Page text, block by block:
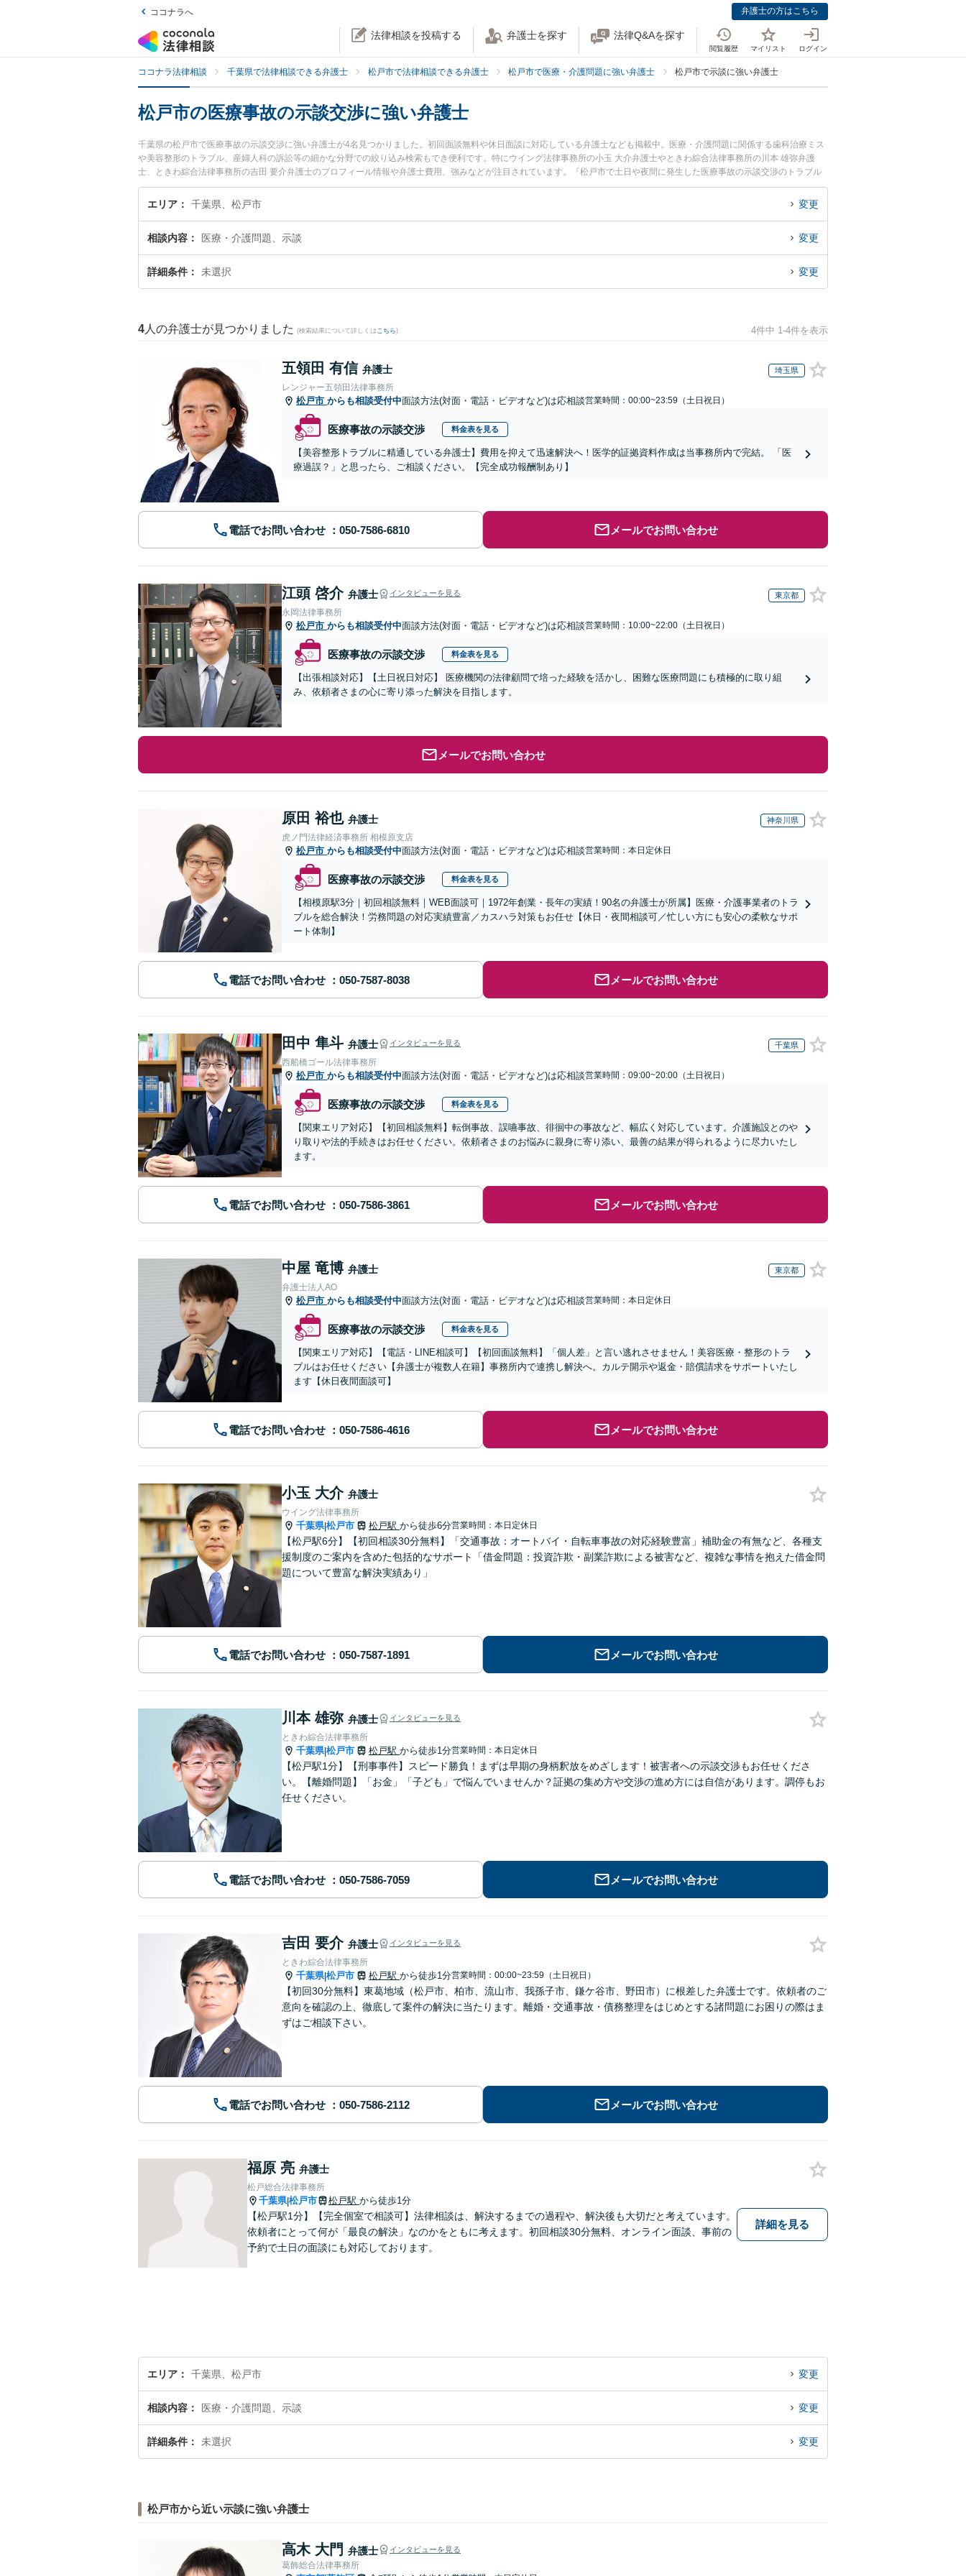
ココナラへ 弁護士の方はこちら
法律相談を投稿する 弁護士を探す 法律Q&Aを探す
閲覧履歴 マイリスト ログイン
ココナラ法律相談 千葉県で法律相談できる弁護士 松戸市で法律相談できる弁護士 松戸市で医療・介護問題に強い弁護士 松戸市で示談に強い弁護士
松戸市の医療事故の示談交渉に強い弁護士
千葉県の松戸市で医療事故の示談交渉に強い弁護士が4名見つかりました。初回面談無料や休日面談に対応している弁護士なども掲載中。医療・介護問題に関係する歯科治療ミス
や美容整形のトラブル、産婦人科の訴訟等の細かな分野での絞り込み検索もでき便利です。特にウイング法律事務所の小玉 大介弁護士やときわ綜合法律事務所の川本 雄弥弁護
士、ときわ綜合法律事務所の吉田 要介弁護士のプロフィール情報や弁護士費用、強みなどが注目されています。『松戸市で土日や夜間に発生した医療事故の示談交渉のトラブル
を今すぐに弁護士に相談したい』『医療事故の示談交渉のトラブル解決の実績豊富な近くの弁護士を検索したい』『初回相談無料で医療事故の示談交渉を法律相談できる松戸市内
の弁護士に相談予約したい』などでお困りの相談者さんにおすすめです。
エリア 千葉県、松戸市 変更
相談内容 医療・介護問題、示談 変更
詳細条件 未選択 変更
4 人の弁護士が見つかりました (検索結果について詳しくは こちら) 4件中 1-4件を表示
五領田 有信 弁護士 埼玉県
レンジャー五領田法律事務所
松戸市 からも相談受付中面談方法(対面・電話・ビデオなど)は応相談営業時間：00:00~23:59（土日祝日）
医療事故の示談交渉 料金表を見る
【美容整形トラブルに精通している弁護士】費用を抑えて迅速解決へ！医学的証拠資料作成は当事務所内で完結。 「医
療過誤？」と思ったら、ご相談ください。【完全成功報酬制あり】
電話でお問い合わせ メールでお問い合わせ
江頭 啓介 弁護士 インタビューを見る 東京都
永岡法律事務所
松戸市 からも相談受付中面談方法(対面・電話・ビデオなど)は応相談営業時間：10:00~22:00（土日祝日）
医療事故の示談交渉 料金表を見る
【出張相談対応】【土日祝日対応】 医療機関の法律顧問で培った経験を活かし、困難な医療問題にも積極的に取り組
み、依頼者さまの心に寄り添った解決を目指します。
メールでお問い合わせ
原田 裕也 弁護士 神奈川県
虎ノ門法律経済事務所 相模原支店
松戸市 からも相談受付中面談方法(対面・電話・ビデオなど)は応相談営業時間：本日定休日
医療事故の示談交渉 料金表を見る
【相模原駅3分｜初回相談無料｜WEB面談可｜1972年創業・長年の実績！90名の弁護士が所属】医療・介護事業者のトラ
ブルを総合解決！労務問題の対応実績豊富／カスハラ対策もお任せ【休日・夜間相談可／忙しい方にも安心の柔軟なサポ
ート体制】
電話でお問い合わせ メールでお問い合わせ
田中 隼斗 弁護士 インタビューを見る 千葉県
西船橋ゴール法律事務所
松戸市 からも相談受付中面談方法(対面・電話・ビデオなど)は応相談営業時間：09:00~20:00（土日祝日）
医療事故の示談交渉 料金表を見る
【関東エリア対応】【初回相談無料】転倒事故、誤嚥事故、徘徊中の事故など、幅広く対応しています。介護施設とのや
り取りや法的手続きはお任せください。依頼者さまのお悩みに親身に寄り添い、最善の結果が得られるように尽力いたし
ます。
電話でお問い合わせ メールでお問い合わせ
中屋 竜博 弁護士 東京都
弁護士法人AO
松戸市 からも相談受付中面談方法(対面・電話・ビデオなど)は応相談営業時間：本日定休日
医療事故の示談交渉 料金表を見る
【関東エリア対応】【電話・LINE相談可】【初回面談無料】「個人差」と言い逃れさせません！美容医療・整形のトラ
ブルはお任せください【弁護士が複数人在籍】事務所内で連携し解決へ。カルテ開示や返金・賠償請求をサポートいたし
ます【休日夜間面談可】
電話でお問い合わせ メールでお問い合わせ
小玉 大介 弁護士
ウイング法律事務所
千葉県|松戸市 松戸駅 から徒歩6分営業時間：本日定休日
【松戸駅6分】【初回相談30分無料】「交通事故：オートバイ・自転車事故の対応経験豊富」補助金の有無など、各種支
援制度のご案内を含めた包括的なサポート「借金問題：投資詐欺・副業詐欺による被害など、複雑な事情を抱えた借金問
題について豊富な解決実績あり」
電話でお問い合わせ メールでお問い合わせ
川本 雄弥 弁護士 インタビューを見る
ときわ綜合法律事務所
千葉県|松戸市 松戸駅 から徒歩1分営業時間：本日定休日
【松戸駅1分】【刑事事件】スピード勝負！まずは早期の身柄釈放をめざします！被害者への示談交渉もお任せくださ
い。【離婚問題】「お金」「子ども」で悩んでいませんか？証拠の集め方や交渉の進め方には自信があります。調停もお
任せください。
電話でお問い合わせ メールでお問い合わせ
吉田 要介 弁護士 インタビューを見る
ときわ綜合法律事務所
千葉県|松戸市 松戸駅 から徒歩1分営業時間：00:00~23:59（土日祝日）
【初回30分無料】東葛地域（松戸市、柏市、流山市、我孫子市、鎌ケ谷市、野田市）に根差した弁護士です。依頼者のご
意向を確認の上、徹底して案件の解決に当たります。離婚・交通事故・債務整理をはじめとする諸問題にお困りの際はま
ずはご相談下さい。
電話でお問い合わせ メールでお問い合わせ
福原 亮 弁護士
松戸総合法律事務所
千葉県|松戸市 松戸駅 から徒歩1分
【松戸駅1分】【完全個室で相談可】法律相談は、解決するまでの過程や、解決後も大切だと考えています。
依頼者にとって何が「最良の解決」なのかをともに考えます。初回相談30分無料、オンライン面談、事前の
予約で土日の面談にも対応しております。
詳細を見る
エリア 千葉県、松戸市 変更
相談内容 医療・介護問題、示談 変更
詳細条件 未選択 変更
松戸市から近い示談に強い弁護士
高木 大門 弁護士 インタビューを見る
葛飾総合法律事務所